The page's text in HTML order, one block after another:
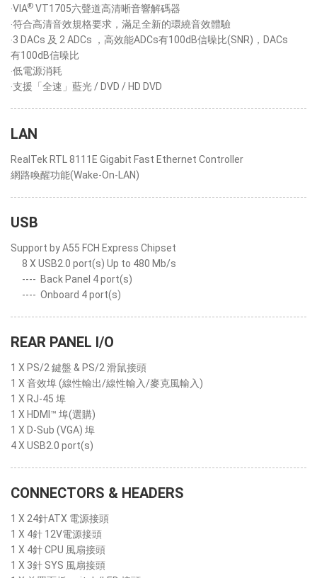
‧VIA® VT1705六聲道高清晰音響解碼器
‧符合高清音效規格要求，滿足全新的環繞音效體驗
‧3 DACs 及 2 ADCs ，高效能ADCs有100dB信噪比(SNR)，DACs
有100dB信噪比
‧低電源消耗
‧支援「全速」藍光 / DVD / HD DVD
LAN
RealTek RTL 8111E Gigabit Fast Ethernet Controller
網路喚醒功能(Wake-On-LAN)
USB
Support by A55 FCH Express Chipset
8 X USB2.0 port(s) Up to 480 Mb/s
---- Back Panel 4 port(s)
---- Onboard 4 port(s)
REAR PANEL I/O
1 X PS/2 鍵盤 & PS/2 滑鼠接頭
1 X 音效埠 (線性輸出/線性輸入/麥克風輸入)
1 X RJ-45 埠
1 X HDMI™ 埠(選購)
1 X D-Sub (VGA) 埠
4 X USB2.0 port(s)
CONNECTORS & HEADERS
1 X 24針ATX 電源接頭
1 X 4針 12V電源接頭
1 X 4針 CPU 風扇接頭
1 X 3針 SYS 風扇接頭